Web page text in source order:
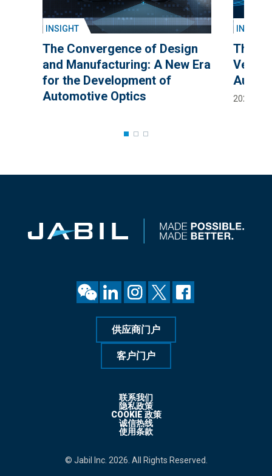
INSIGHT
The Convergence of Design
and Manufacturing: A New Era
for the Development of
Automotive Optics
INSIGHT
The
2025 12
供应商门户
客户门户
联系我们
隐私政策
COOKIE 政策
诚信热线
使用条款
© Jabil Inc. 2026. All Rights Reserved.